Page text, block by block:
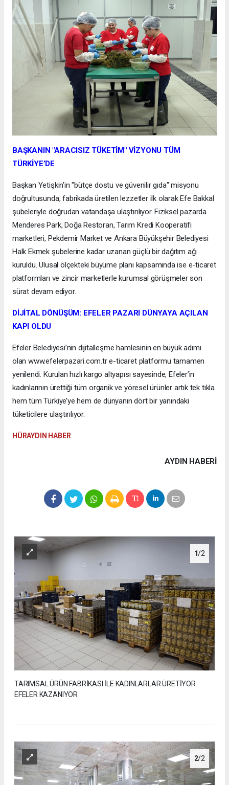
BAŞKANIN "ARACISIZ TÜKETİM" VİZYONU TÜM
TÜRKİYE’DE
Başkan Yetişkin’in "bütçe dostu ve güvenilir gıda" misyonu
doğrultusunda, fabrikada üretilen lezzetler ilk olarak Efe Bakkal
şubeleriyle doğrudan vatandaşa ulaştırılıyor. Fiziksel pazarda
Menderes Park, Doğa Restoran, Tarım Kredi Kooperatifi
marketleri, Pekdemir Market ve Ankara Büyükşehir Belediyesi
Halk Ekmek şubelerine kadar uzanan güçlü bir dağıtım ağı
kuruldu. Ulusal ölçekteki büyüme planı kapsamında ise e-ticaret
platformları ve zincir marketlerle kurumsal görüşmeler son
sürat devam ediyor.
DİJİTAL DÖNÜŞÜM: EFELER PAZARI DÜNYAYA AÇILAN
KAPI OLDU
Efeler Belediyesi’nin dijitalleşme hamlesinin en büyük adımı
olan www.efelerpazari.com.tr e-ticaret platformu tamamen
yenilendi. Kurulan hızlı kargo altyapısı sayesinde, Efeler’in
kadınlarının ürettiği tüm organik ve yöresel ürünler artık tek tıkla
hem tüm Türkiye’ye hem de dünyanın dört bir yanındaki
tüketicilere ulaştırılıyor.
HÜRAYDIN HABER
AYDIN HABERİ
1/2
TARIMSAL ÜRÜN FABRİKASI İLE KADINLARLAR ÜRETİYOR
EFELER KAZANIYOR
2/2